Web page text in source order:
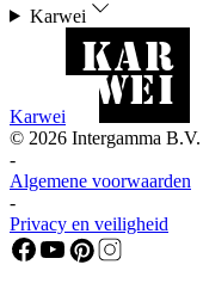
Karwei
Karwei
© 2026 Intergamma B.V.
-
Algemene voorwaarden
-
Privacy en veiligheid